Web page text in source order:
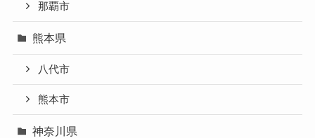
那覇市
熊本県
八代市
熊本市
神奈川県